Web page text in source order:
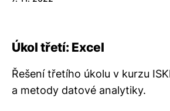
Úkol třetí: Excel
Řešení třetího úkolu v kurzu
a metody datové analytiky.